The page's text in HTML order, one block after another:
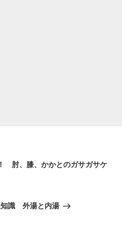
肘、膝、かかとのガサガサケ
知識 外湯と内湯